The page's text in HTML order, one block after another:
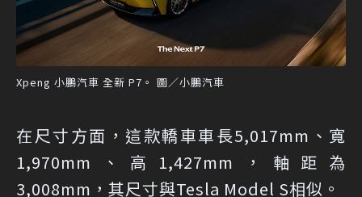
Xpeng 小鵬汽車 全新 P7。 圖／小鵬汽車
在尺寸方面，這款轎車車長5,017mm、寬
1,970mm、高1,427mm，軸距為
3,008mm，其尺寸與Tesla Model S相似。